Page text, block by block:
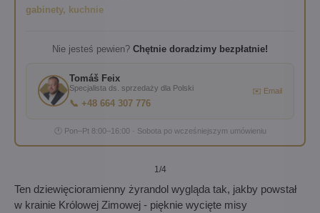
gabinety, kuchnie
Nie jesteś pewien? Chętnie doradzimy bezpłatnie!
Tomáš Feix
Specjalista ds. sprzedaży dla Polski
📞 +48 664 307 776
✉️ Email
🕐 Pon–Pt 8:00–16:00 · Sobota po wcześniejszym umówieniu
1/4
Ten dziewięcioramienny żyrandol wygląda tak, jakby powstał
w krainie Królowej Zimowej - pięknie wycięte misy